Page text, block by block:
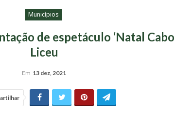
Municípios
de espetáculo ‘Natal
Liceu
Em 13 dez, 2021